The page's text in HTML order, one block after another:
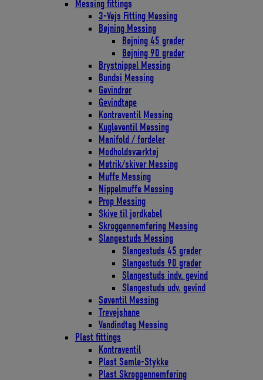
Messing fittings
3-Vejs Fitting Messing
Bøjning Messing
Bøjning 45 grader
Bøjning 90 grader
Brystnippel Messing
Bundsi Messing
Gevindrør
Gevindtape
Kontraventil Messing
Kugleventil Messing
Manifold / fordeler
Modholdsværktøj
Møtrik/skiver Messing
Muffe Messing
Nippelmuffe Messing
Prop Messing
Skive til jordkabel
Skroggennemføring Messing
Slangestuds Messing
Slangestuds 45 grader
Slangestuds 90 grader
Slangestuds indv. gevind
Slangestuds udv. gevind
Søventil Messing
Trevejshane
Vandindtag Messing
Plast fittings
Kontraventil
Plast Samle-Stykke
Plast Skroggennemføring